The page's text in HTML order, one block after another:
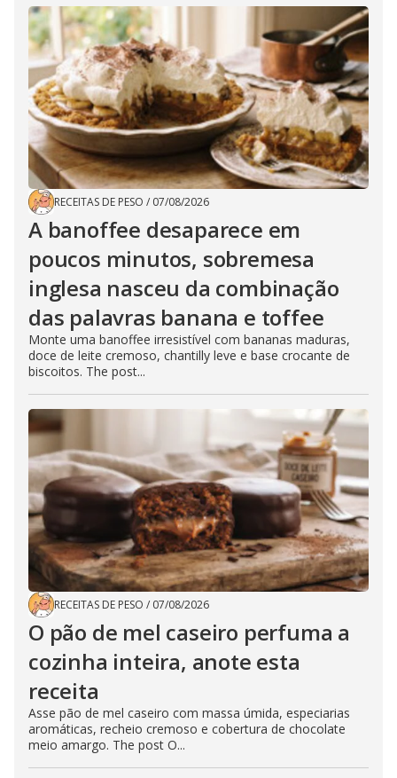
RECEITAS DE PESO / 07/08/2026
A banoffee desaparece em
poucos minutos, sobremesa
inglesa nasceu da combinação
das palavras banana e toffee
Monte uma banoffee irresistível com bananas maduras,
doce de leite cremoso, chantilly leve e base crocante de
biscoitos. The post...
RECEITAS DE PESO / 07/08/2026
O pão de mel caseiro perfuma a
cozinha inteira, anote esta
receita
Asse pão de mel caseiro com massa úmida, especiarias
aromáticas, recheio cremoso e cobertura de chocolate
meio amargo. The post O...